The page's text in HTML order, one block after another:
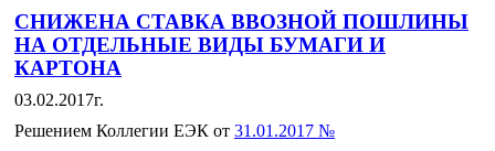
СНИЖЕНА СТАВКА ВВОЗНОЙ ПОШЛИНЫ
НА ОТДЕЛЬНЫЕ ВИДЫ БУМАГИ И
КАРТОНА
03.02.2017г.
Решением Коллегии ЕЭК от 31.01.2017 №